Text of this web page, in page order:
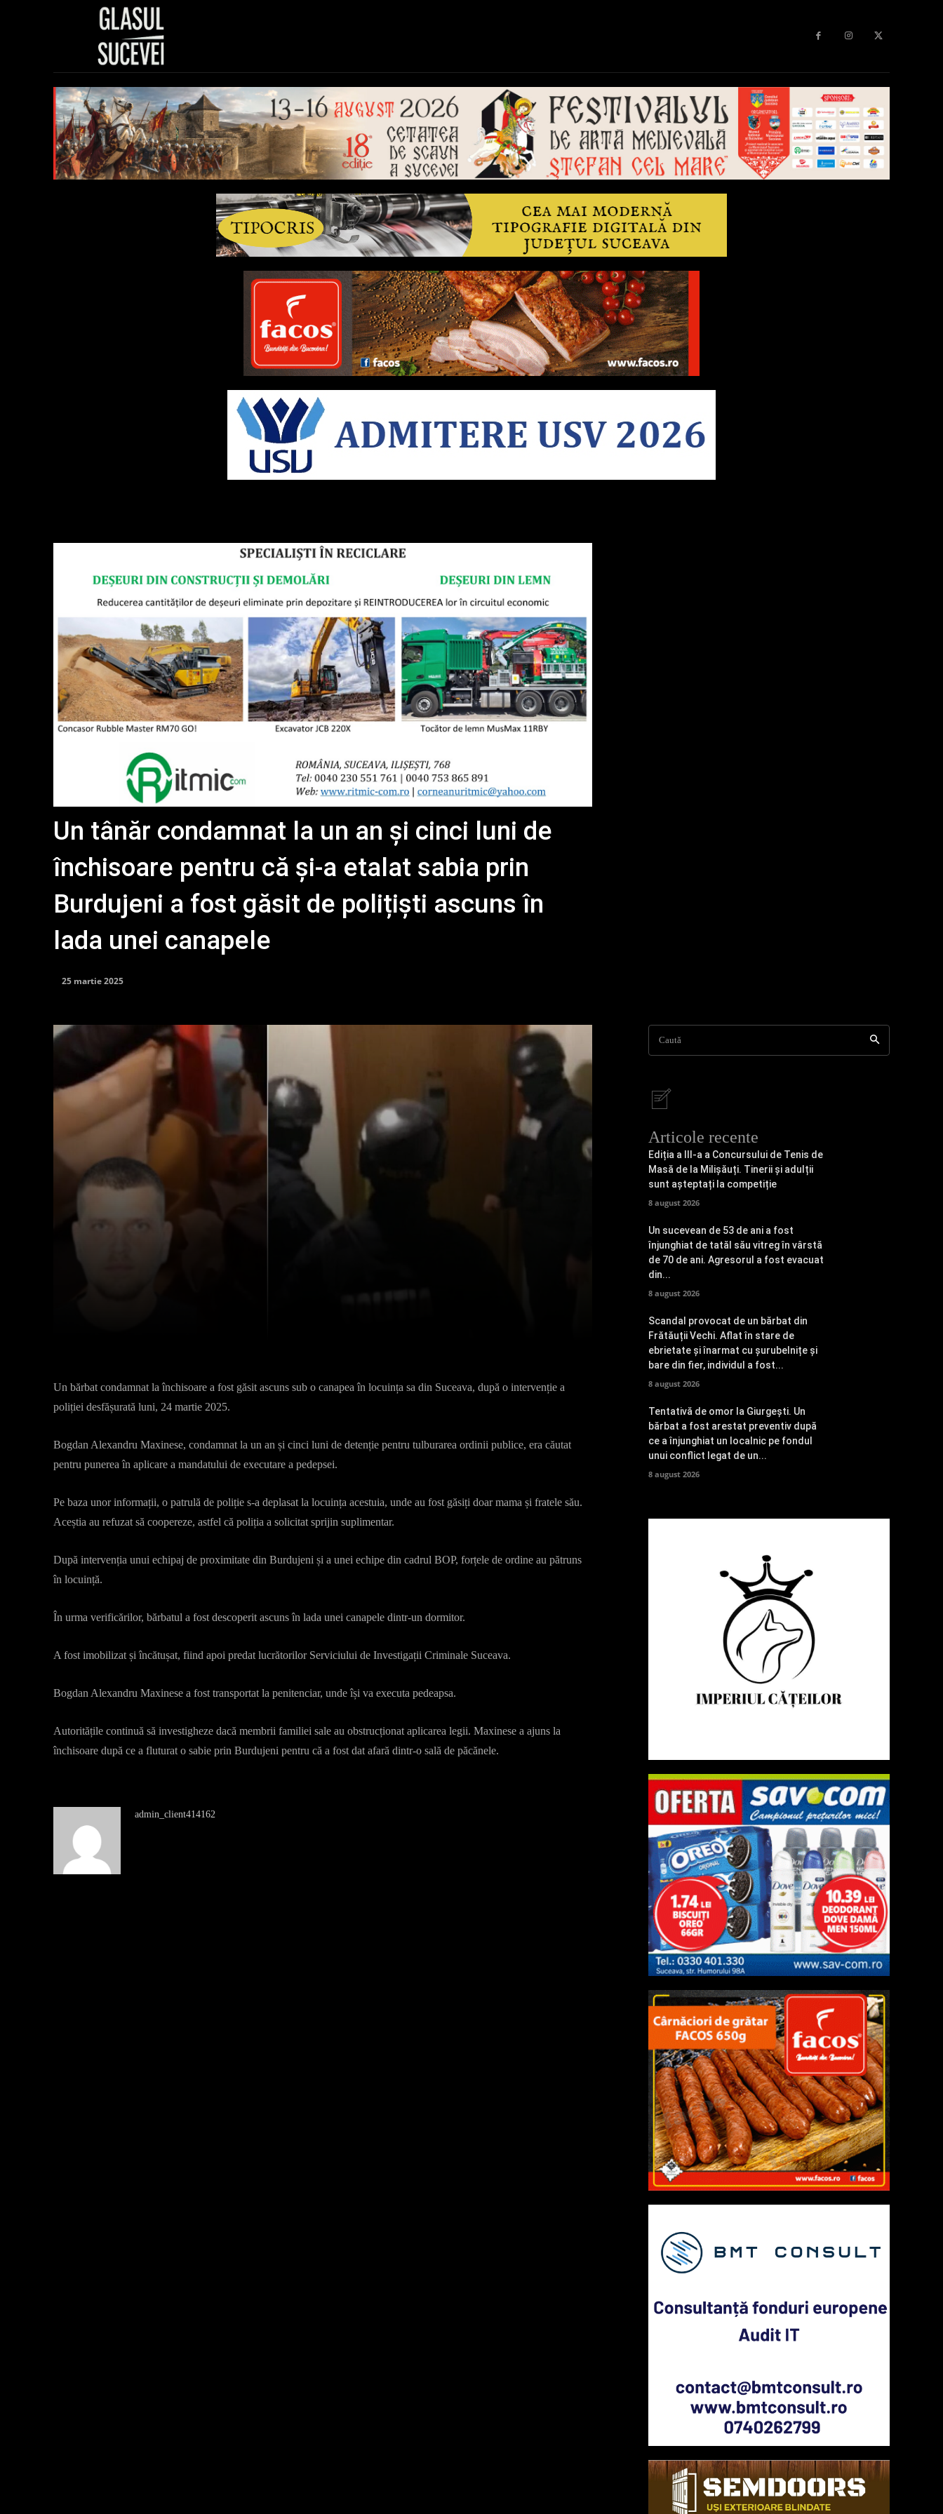
Un tânăr condamnat la un an și cinci luni de
închisoare pentru că și-a etalat sabia prin
Burdujeni a fost găsit de polițiști ascuns în
lada unei canapele
25 martie 2025
Un bărbat condamnat la închisoare a fost găsit ascuns sub o canapea în locuința sa din Suceava, după o intervenție a
poliției desfășurată luni, 24 martie 2025.
Bogdan Alexandru Maxinese, condamnat la un an și cinci luni de detenție pentru tulburarea ordinii publice, era căutat
pentru punerea în aplicare a mandatului de executare a pedepsei.
Pe baza unor informații, o patrulă de poliție s-a deplasat la locuința acestuia, unde au fost găsiți doar mama și fratele său.
Aceștia au refuzat să coopereze, astfel că poliția a solicitat sprijin suplimentar.
După intervenția unui echipaj de proximitate din Burdujeni și a unei echipe din cadrul BOP, forțele de ordine au pătruns
în locuință.
În urma verificărilor, bărbatul a fost descoperit ascuns în lada unei canapele dintr-un dormitor.
A fost imobilizat și încătușat, fiind apoi predat lucrătorilor Serviciului de Investigații Criminale Suceava.
Bogdan Alexandru Maxinese a fost transportat la penitenciar, unde își va executa pedeapsa.
Autoritățile continuă să investigheze dacă membrii familiei sale au obstrucționat aplicarea legii. Maxinese a ajuns la
închisoare după ce a fluturat o sabie prin Burdujeni pentru că a fost dat afară dintr-o sală de păcănele.
admin_client414162
Caută
Articole recente
Ediția a III-a a Concursului de Tenis de
Masă de la Milișăuți. Tinerii și adulții
sunt așteptați la competiție
8 august 2026
Un sucevean de 53 de ani a fost
înjunghiat de tatăl său vitreg în vârstă
de 70 de ani. Agresorul a fost evacuat
din...
8 august 2026
Scandal provocat de un bărbat din
Frătăuții Vechi. Aflat în stare de
ebrietate și înarmat cu șurubelnițe și
bare din fier, individul a fost...
8 august 2026
Tentativă de omor la Giurgești. Un
bărbat a fost arestat preventiv după
ce a înjunghiat un localnic pe fondul
unui conflict legat de un...
8 august 2026